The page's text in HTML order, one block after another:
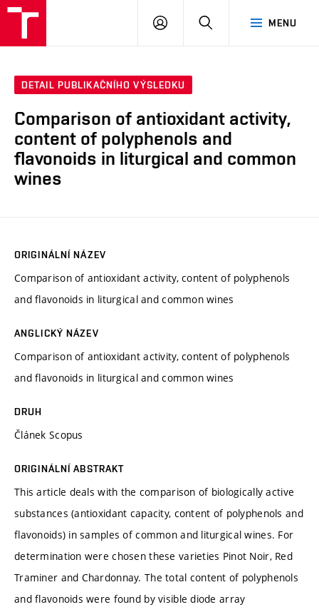
MENU
PŘIHLÁSIT
DETAIL PUBLIKAČNÍHO VÝSLEDKU
Comparison of antioxidant activity,
content of polyphenols and
flavonoids in liturgical and common
wines
ORIGINÁLNÍ NÁZEV
Comparison of antioxidant activity, content of polyphenols
and flavonoids in liturgical and common wines
ANGLICKÝ NÁZEV
Comparison of antioxidant activity, content of polyphenols
and flavonoids in liturgical and common wines
DRUH
Článek Scopus
ORIGINÁLNÍ ABSTRAKT
This article deals with the comparison of biologically active
substances (antioxidant capacity, content of polyphenols and
flavonoids) in samples of common and liturgical wines. For
determination were chosen these varieties Pinot Noir, Red
Traminer and Chardonnay. The total content of polyphenols
and flavonoids were found by visible diode array